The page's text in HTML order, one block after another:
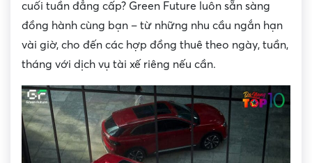
cuối tuần đẳng cấp? Green Future luôn sẵn sàng
đồng hành cùng bạn – từ những nhu cầu ngắn hạn
vài giờ, cho đến các hợp đồng thuê theo ngày, tuần,
tháng với dịch vụ tài xế riêng nếu cần.